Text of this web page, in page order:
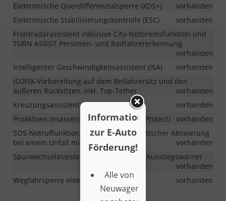
Elektronische Querdifferenzialsperre (XDS+)
vorhanden
Elektronische Stabilisierungskontrolle (ESC)
vorhanden
Frontradarassistent inklusive City-Notbremsfunktion und
TURN ASSIST Personen- und Radfahrererkennung
vorhanden
Intelligenter Geschwindigkeitsassistent (ISA)
vorhanden
ISOFIX-Vorbereitung auf dem Beifahrersitz und den
äußeren Rücksitzen, inkl. Top-Tether
vorhanden
Kreuzungsassistent (Crossroad Assist)
vorhanden
Proaktives Insassenschutsystem (Crew Protect) vorhanden
SOS-Notruffunktion (eCall, inkl. automatischer Aktivierung
bei einem Unfall mit Airbagauslösung)
vorhanden
Spurwechselassistent SIDE ASSIST und Ausstiegswarner
vorhanden
Wegfahrsperre elektronisch
vorhanden
Information
zur E-Auto
Förderung!
Alle von
Neuwagenkaufonline24